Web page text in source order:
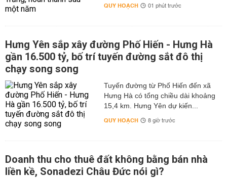
QUY HOẠCH 01 phút trước
Hưng Yên sắp xây đường Phố Hiến - Hưng Hà
gần 16.500 tỷ, bố trí tuyến đường sắt đô thị
chạy song song
Tuyến đường từ Phố Hiến đến xã
Hưng Hà có tổng chiều dài khoảng
15,4 km. Hưng Yên dự kiến...
QUY HOẠCH 8 giờ trước
Doanh thu cho thuê đất không bằng bán nhà
liền kề, Sonadezi Châu Đức nói gì?